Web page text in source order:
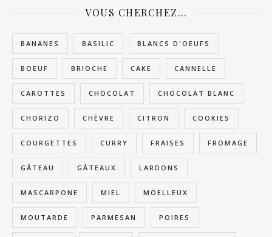
VOUS CHERCHEZ…
BANANES BASILIC BLANCS D'OEUFS
BOEUF BRIOCHE CAKE CANNELLE
CAROTTES CHOCOLAT CHOCOLAT BLANC
CHORIZO CHÈVRE CITRON COOKIES
COURGETTES CURRY FRAISES FROMAGE
GÂTEAU GÂTEAUX LARDONS
MASCARPONE MIEL MOELLEUX
MOUTARDE PARMESAN POIRES